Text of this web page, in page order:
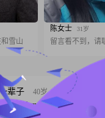
雪山
陈女士 31岁
留言看不到，请
辈子
40岁
安, 175cm, 离异, 操作工人